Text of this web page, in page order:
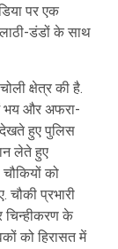
पर एक
डंडों के साथ
क्षेत्र की है.
में भय और अफरा-
देखते हुए पुलिस
लेते हुए
को
चौकी प्रभारी
चिन्हीकरण के
को हिरासत में